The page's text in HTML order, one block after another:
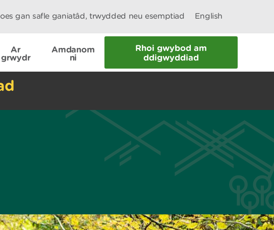
gan safle ganiatâd, trwydded neu esemptiad English
Ar
grwydr
Amdanom
ni
Rhoi gwybod am
ddigwyddiad